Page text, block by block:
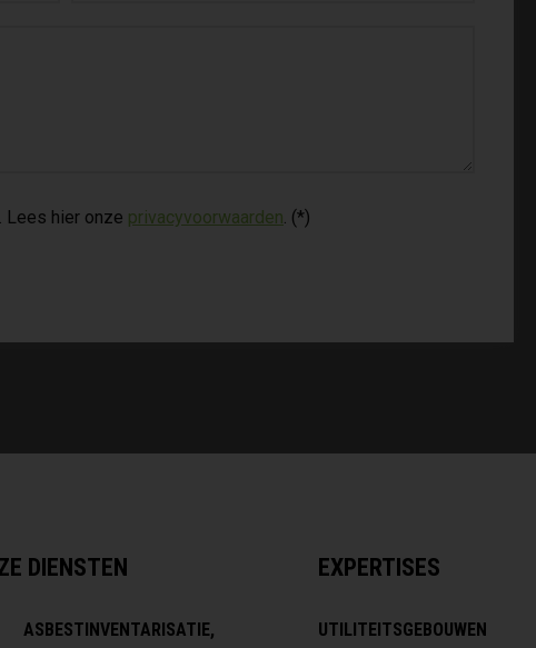
Lees hier onze privacyvoorwaarden. (*)
DIENSTEN
ASBESTINVENTARISATIE,
EXPERTISES
UTILITEITSGEBOUWEN